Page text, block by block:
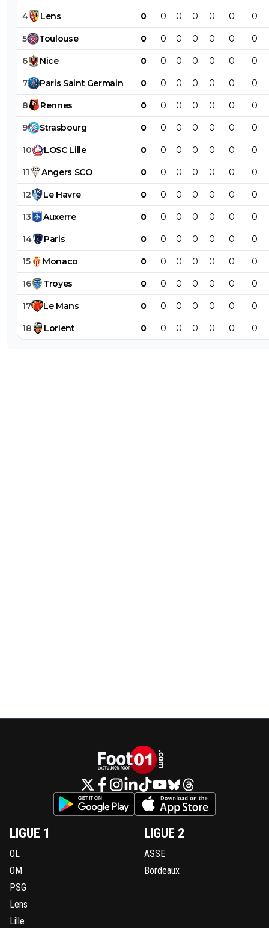
4 Lens 0 0 0 0 0 0 0
5 Toulouse 0 0 0 0 0 0 0
6 Nice 0 0 0 0 0 0 0
7 Paris Saint Germain 0 0 0 0 0 0 0
8 Rennes 0 0 0 0 0 0 0
9 Strasbourg 0 0 0 0 0 0 0
10 LOSC Lille 0 0 0 0 0 0 0
11 Angers SCO 0 0 0 0 0 0 0
12 Le Havre 0 0 0 0 0 0 0
13 Auxerre 0 0 0 0 0 0 0
14 Paris 0 0 0 0 0 0 0
15 Monaco 0 0 0 0 0 0 0
16 Troyes 0 0 0 0 0 0 0
17 Le Mans 0 0 0 0 0 0 0
18 Lorient 0 0 0 0 0 0 0
LIGUE 1
OL
OM
PSG
Lens
Lille
LIGUE 2
ASSE
Bordeaux